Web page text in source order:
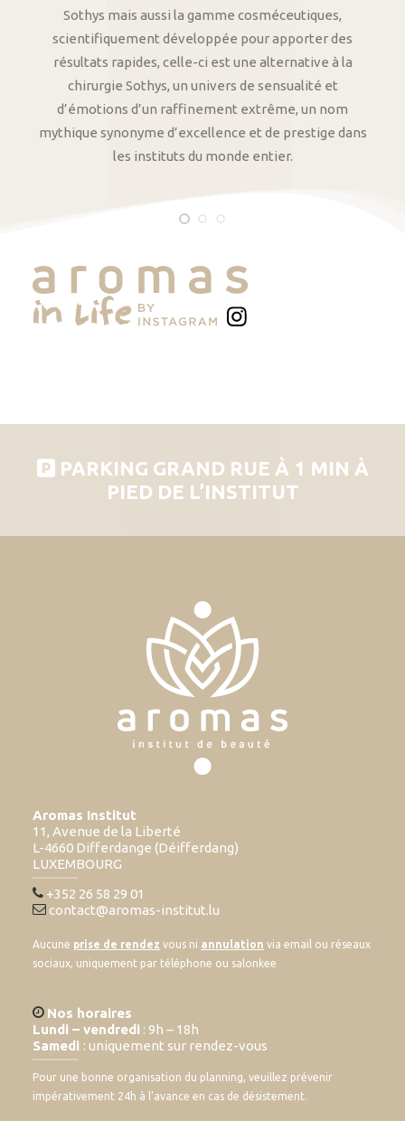
Sothys mais aussi la gamme cosméceutiques,
scientifiquement développée pour apporter des
résultats rapides, celle-ci est une alternative à la
chirurgie Sothys, un univers de sensualité et
d’émotions d’un raffinement extrême, un nom
mythique synonyme d’excellence et de prestige dans
les instituts du monde entier.
PARKING GRAND RUE À 1 MIN À
PIED DE L’INSTITUT
Aromas Institut
11, Avenue de la Liberté
L-4660 Differdange (Déifferdang)
LUXEMBOURG
+352 26 58 29 01
contact@aromas-institut.lu
Aucune prise de rendez vous ni annulation via email ou réseaux
sociaux, uniquement par téléphone ou salonkee
Nos horaires
Lundi – vendredi : 9h – 18h
Samedi : uniquement sur rendez-vous
Pour une bonne organisation du planning, veuillez prévenir
impérativement 24h à l’avance en cas de désistement.